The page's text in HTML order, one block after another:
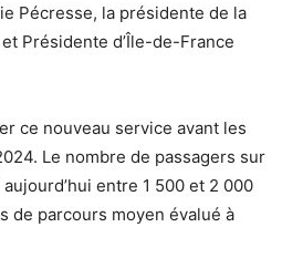
Pécresse, la présidente de la
Présidente d’Île-de-France
ce nouveau service avant les
Le nombre de passagers sur
entre 1 500 et 2 000
de parcours moyen évalué à